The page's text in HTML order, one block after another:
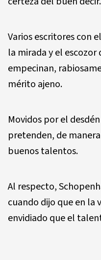
Varios escritores con
la mirada y el
empecinan,
mérito ajeno.
Movidos por el
pretenden, de
buenos talentos.
Al respecto,
cuando dijo que en la
envidiado que el